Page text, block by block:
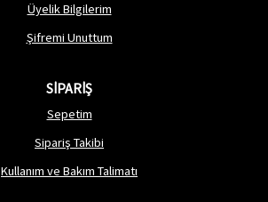
Üyelik Bilgilerim
Şifremi Unuttum
SİPARİŞ
Sepetim
Sipariş Takibi
Kullanım ve Bakım Talimatı